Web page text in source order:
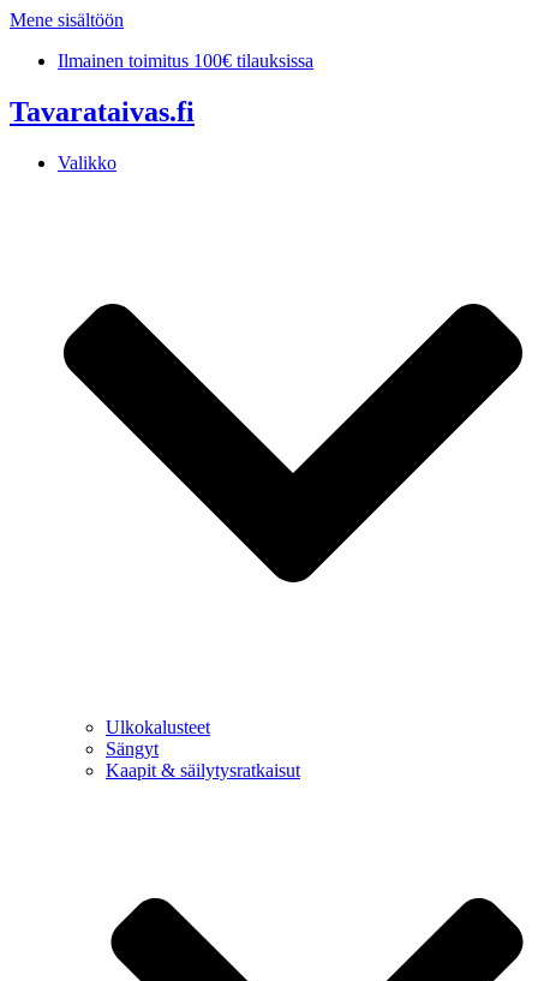
Mene sisältöön
Ilmainen toimitus 100€ tilauksissa
Tavarataivas.fi
Valikko
Ulkokalusteet
Sängyt
Kaapit & säilytysratkaisut